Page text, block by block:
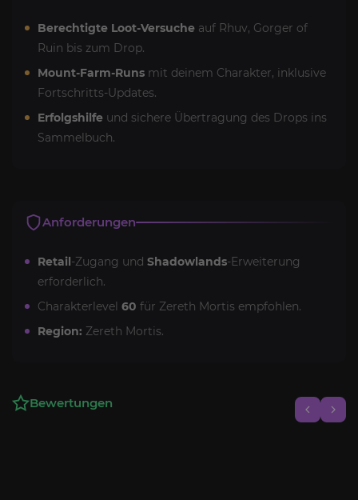
Berechtigte Loot-Versuche auf Rhuv, Gorger of
Ruin bis zum Drop.
Mount-Farm-Runs mit deinem Charakter, inklusive
Fortschritts-Updates.
Erfolgshilfe und sichere Übertragung des Drops ins
Sammelbuch.
Anforderungen
Retail-Zugang und Shadowlands-Erweiterung
erforderlich.
Charakterlevel 60 für Zereth Mortis empfohlen.
Region: Zereth Mortis.
Bewertungen